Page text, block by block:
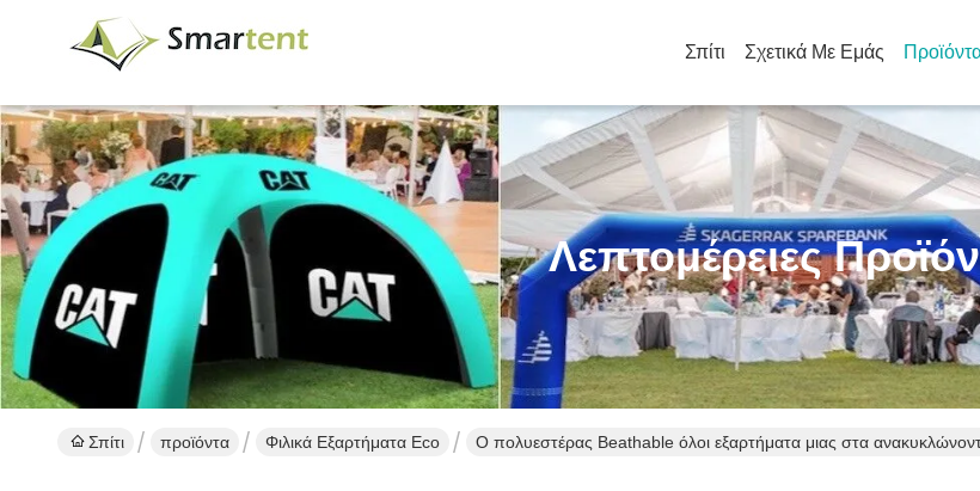
Σπίτι Σχετικά Με Εμάς
Λεπτομέρειες
Σπίτι προϊόντα Φιλικά Εξαρτήματα Eco Ο πολυεστέρας Beathable όλοι εξαρτήματα μιας στα